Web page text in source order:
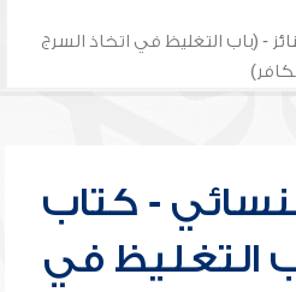
- (باب التغليظ في اتخاذ السرج
- كتاب
التغليظ في